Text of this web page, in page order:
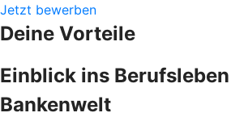
Jetzt bewerben
Deine Vorteile
Einblick ins
Bankenwelt